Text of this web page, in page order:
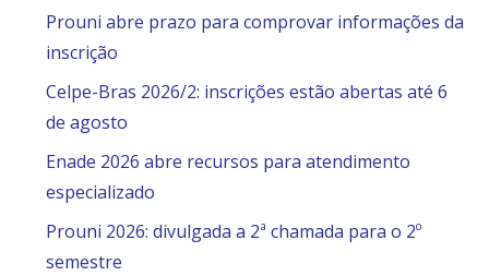
Prouni abre prazo para comprovar informações da
inscrição
Celpe-Bras 2026/2: inscrições estão abertas até 6
de agosto
Enade 2026 abre recursos para atendimento
especializado
Prouni 2026: divulgada a 2ª chamada para o 2º
semestre